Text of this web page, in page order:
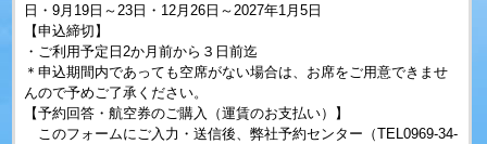
日・9月19日～23日・12月26日～2027年1月5日
【申込締切】
・ご利用予定日2か月前から３日前迄
＊申込期間内であっても空席がない場合は、お席をご用意できませ
んので予めご了承ください。
【予約回答・航空券のご購入（運賃のお支払い）】
このフォームにご入力・送信後、弊社予約センター（TEL0969-34-